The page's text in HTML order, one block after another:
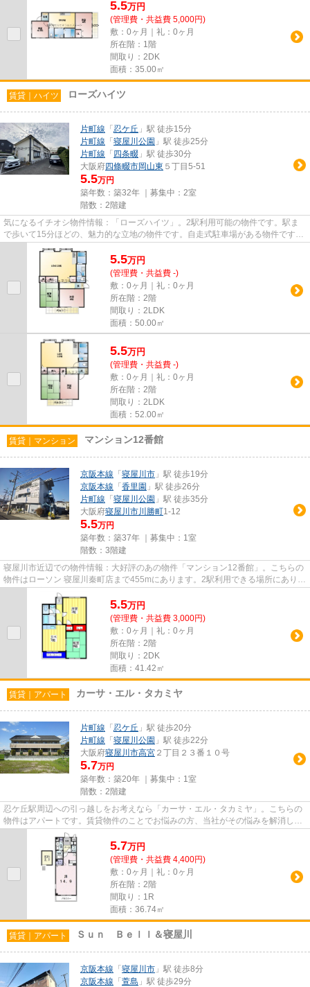
5.5万円
(管理費・共益費 5,000円)
敷：0ヶ月｜礼：0ヶ月
所在階：1階
間取り：2DK
面積：35.00㎡
賃貸｜ハイツ ローズハイツ
片町線 「 忍ケ丘 」駅 徒歩15分
片町線 「 寝屋川公園 」駅 徒歩25分
片町線 「 四条畷 」駅 徒歩30分
大阪府四條畷市岡山東 ５丁目5-51
5.5万円
築年数：築32年 ｜募集中： 2室
階数：2階建
気になるイチオシ物件情報：「ローズハイツ」。2駅利用可能の物件です。駅ま
で歩いて15分ほどの、魅力的な立地の物件です。自走式駐車場がある物件です。
ご希望の賃貸物件が見つからな...
5.5万円
(管理費・共益費 -)
敷：0ヶ月｜礼：0ヶ月
所在階：2階
間取り：2LDK
面積：50.00㎡
5.5万円
(管理費・共益費 -)
敷：0ヶ月｜礼：0ヶ月
所在階：2階
間取り：2LDK
面積：52.00㎡
賃貸｜マンション マンション12番館
京阪本線 「 寝屋川市 」駅 徒歩19分
京阪本線 「 香里園 」駅 徒歩26分
片町線 「 寝屋川公園 」駅 徒歩35分
大阪府寝屋川市川勝町1-12
5.5万円
築年数：築37年 ｜募集中： 1室
階数：3階建
寝屋川市近辺での物件情報：大好評のあの物件「マンション12番館」。こちらの
物件はローソン 寝屋川秦町店まで455mにあります。2駅利用できる場所にあり、
行き先に応じて乗車駅の使い...
5.5万円
(管理費・共益費 3,000円)
敷：0ヶ月｜礼：0ヶ月
所在階：2階
間取り：2DK
面積：41.42㎡
賃貸｜アパート カーサ・エル・タカミヤ
片町線 「 忍ケ丘 」駅 徒歩20分
片町線 「 寝屋川公園 」駅 徒歩22分
大阪府寝屋川市高宮 ２丁目２３番１０号
5.7万円
築年数：築20年 ｜募集中： 1室
階数：2階建
忍ケ丘駅周辺への引っ越しをお考えなら「カーサ・エル・タカミヤ」。こちらの
物件はアパートです。賃貸物件のことでお悩みの方、当社がその悩みを解消しま
す！当社は多種多様な物件情...
5.7万円
(管理費・共益費 4,400円)
敷：0ヶ月｜礼：0ヶ月
所在階：2階
間取り：1R
面積：36.74㎡
賃貸｜アパート Ｓｕｎ Ｂｅｌｌ＆寝屋川
京阪本線 「 寝屋川市 」駅 徒歩8分
京阪本線 「 萱島 」駅 徒歩29分